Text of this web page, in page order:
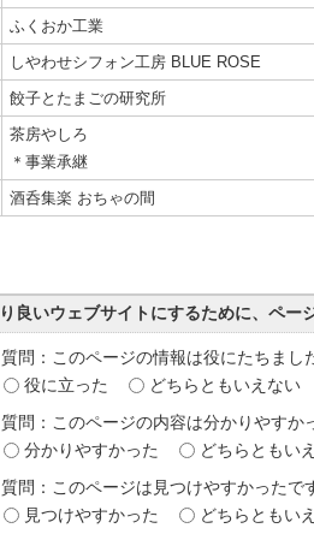
ふくおか工業
しやわせシフォン工房 BLUE ROSE
餃子とたまごの研究所
茶房やしろ
＊事業承継
酒呑集楽 おちゃの間
良いウェブサイトにするために、ペー
質問：このページの情報は役にたちまし
役に立った
どちらともいえない
質問：このページの内容は分かりやすか
分かりやすかった
どちらともい
質問：このページは見つけやすかったで
見つけやすかった
どちらともい